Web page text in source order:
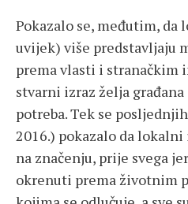
Pokazalo se, međutim, da
uvijek) više predstavljaju
prema vlasti i stranačkim
stvarni izraz želja
potreba. Tek se
2016.) pokazalo da
na značenju, prije svega
okrenuti prema životnim